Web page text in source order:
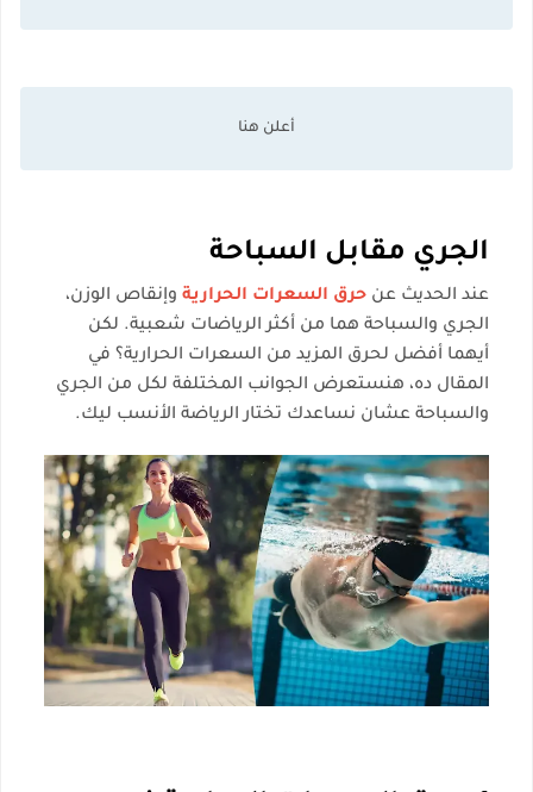
الجري مقابل السباحة
عند الحديث عن حرق السعرات الحرارية وإنقاص الوزن،
الجري والسباحة هما من أكثر الرياضات شعبية. لكن
أيهما أفضل لحرق المزيد من السعرات الحرارية؟ في
المقال ده، هنستعرض الجوانب المختلفة لكل من الجري
والسباحة عشان نساعدك تختار الرياضة الأنسب ليك.